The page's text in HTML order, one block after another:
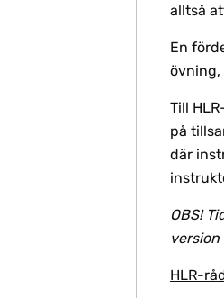
alltså
En
övning,
Till
på
där
OBS!
HLR-